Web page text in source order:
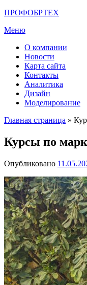
Перейти
содержимому
ПРОФОБРТЕХ
Меню
О компании
Новости
Карта сайта
Контакты
Аналитика
Дизайн
Моделирование
Главная страница »
Курсы по
Опубликовано